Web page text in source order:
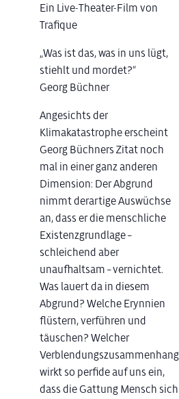
Ein Live-Theater-Film von
Trafique
„Was ist das, was in uns lügt,
stiehlt und mordet?“
Georg Büchner
Angesichts der
Klimakatastrophe erscheint
Georg Büchners Zitat noch
mal in einer ganz anderen
Dimension: Der Abgrund
nimmt derartige Auswüchse
an, dass er die menschliche
Existenzgrundlage –
schleichend aber
unaufhaltsam – vernichtet.
Was lauert da in diesem
Abgrund? Welche Erynnien
flüstern, verführen und
täuschen? Welcher
Verblendungszusammenhang
wirkt so perfide auf uns ein,
dass die Gattung Mensch sich